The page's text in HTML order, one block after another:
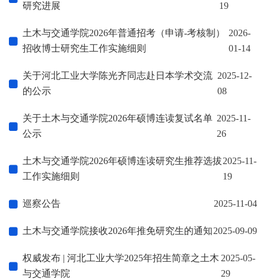
研究进展
19
土木与交通学院2026年普通招考（申请-考核制）
招收博士研究生工作实施细则
2026-
01-14
关于河北工业大学陈光齐同志赴日本学术交流
的公示
2025-12-
08
关于土木与交通学院2026年硕博连读复试名单
公示
2025-11-
26
土木与交通学院2026年硕博连读研究生推荐选拔
工作实施细则
2025-11-
19
巡察公告 2025-11-04
土木与交通学院接收2026年推免研究生的通知2025-09-09
权威发布 | 河北工业大学2025年招生简章之土木
与交通学院
2025-05-
29